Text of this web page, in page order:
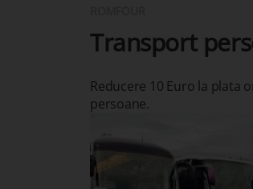
Transport
Reducere 10 Euro la
persoane.